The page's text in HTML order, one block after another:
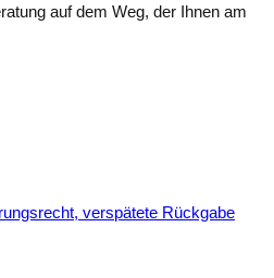
auf dem Weg, der Ihnen am
verspätete Rückgabe